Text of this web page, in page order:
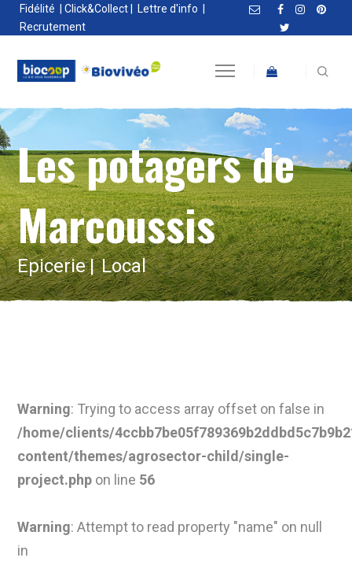
Fidélité |Click&Collect Lettre d'info
Recrutement
Les potagers de
Marcoussis
Epicerie Local
Warning: Trying to access array offset on false in
/home/clients/
content/themes/agrosector-child/single-
project.php on line 56
Warning: Attempt to read property "name" on null
in